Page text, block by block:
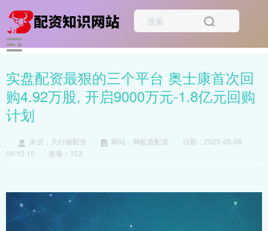
实盘配资最狠的三个平台 奥士康首次回
购4.92万股, 开启9000万元-1.8亿元回购
计划
来源：天行健配资 网站：网配查配资
日期：2025-05-08
09:10:10
查看：153